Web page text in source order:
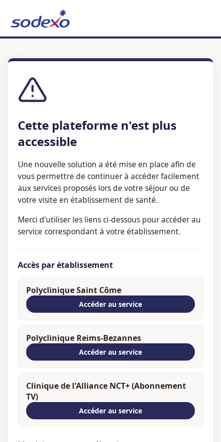
Cette plateforme n'est plus
accessible
Une nouvelle solution a été mise en place afin de
vous permettre de continuer à accéder facilement
aux services proposés lors de votre séjour ou de
votre visite en établissement de santé.
Merci d'utiliser les liens ci-dessous pour accéder au
service correspondant à votre établissement.
Accès par établissement
Polyclinique Saint Côme
Accéder au service
Polyclinique Reims-Bezannes
Accéder au service
Clinique de l'Alliance NCT+ (Abonnement
TV)
Accéder au service